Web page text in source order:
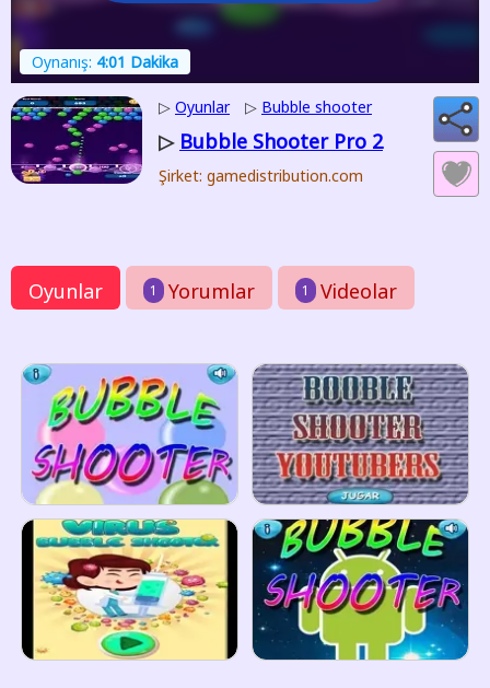
Oynanış: 4:01 Dakika
▷ Oyunlar ▷ Bubble shooter
▷ Bubble Shooter Pro 2
Şirket: gamedistribution.com
Oyunlar 1 Yorumlar 1 Videolar